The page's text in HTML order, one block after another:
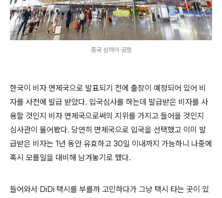
중국 상하이 공항
한국이 비자 면제국으로 발표되기 전에 출장이 예정되어 있어 비
자를 사전에 발급 받았다. 입국심사를 하는데 발급받은 비자를 사
용할 것인지 비자 면제국으로써의 지위를 가지고 들어올 것인지
심사관이 물어봤다. 당연히 면제국으로 입국을 선택했고 이미 발
급받은 비자는 1년 동안 유효하고 30일 이내까지 가능하니 나중에
혹시 모를일을 대비해 남겨놓기로 했다.
들어와서 DiDi 택시를 부를까 고민하다가 그냥 택시 타는 곳이 있